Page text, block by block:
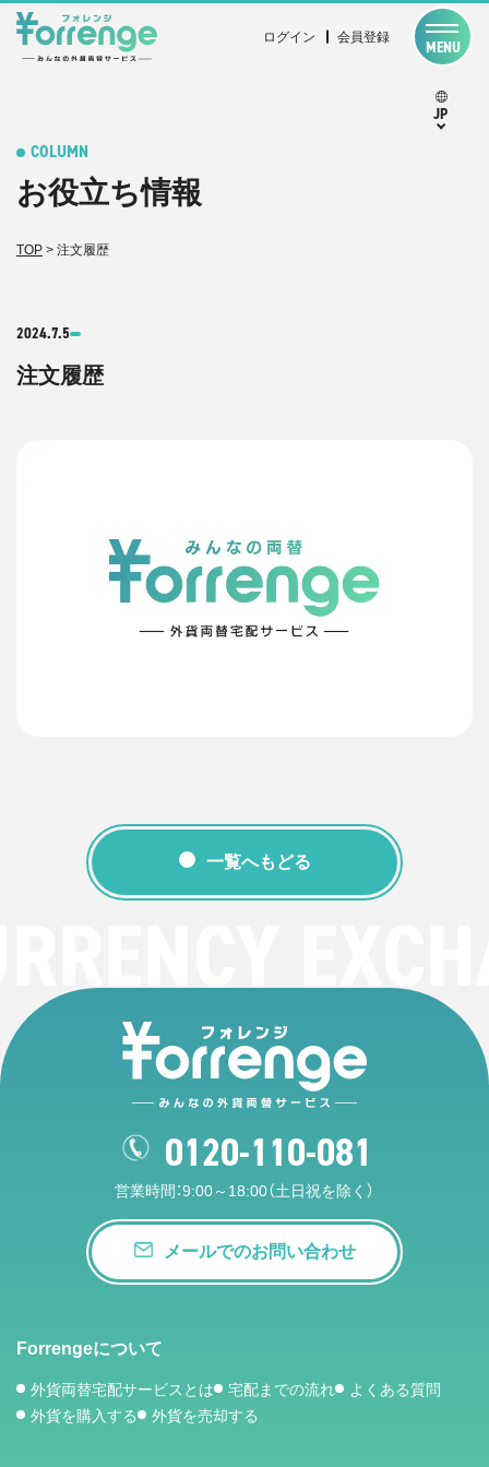
ログイン 会員登録
MENU
JP
COLUMN
お役立ち情報
TOP > 注文履歴
2024.7.5
注文履歴
一覧へもどる
0120-110-081
営業時間：9:00～18:00（土日祝を除く）
メールでのお問い合わせ
Forrengeについて
外貨両替宅配サービスとは 宅配までの流れ
よくある質問
外貨を購入する
外貨を売却する